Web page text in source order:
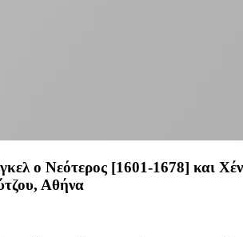
ο Νεότερος [1601-1678] και
Αθήνα